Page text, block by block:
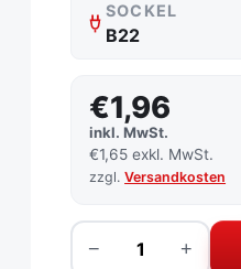
SOCKEL
B22
€1,96
inkl. MwSt.
€1,65 exkl. MwSt.
zzgl.Versandkosten
−
Menge
+